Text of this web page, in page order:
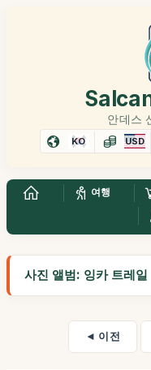
안데스
KO USD
여행
사진 앨범: 잉카 트레일
◄ 이전